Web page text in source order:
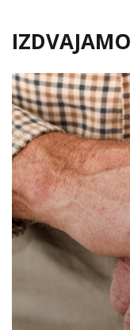
IZDVAJAMO